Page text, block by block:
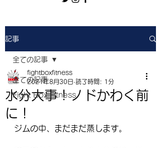
記事
全ての記事
Fight Box Fitness
全ての記事
水分大事！ノドかわく前
に！
fightboxfitness
2021年8月30日 読了時間: 1分
ジムの中、まだまだ蒸します。